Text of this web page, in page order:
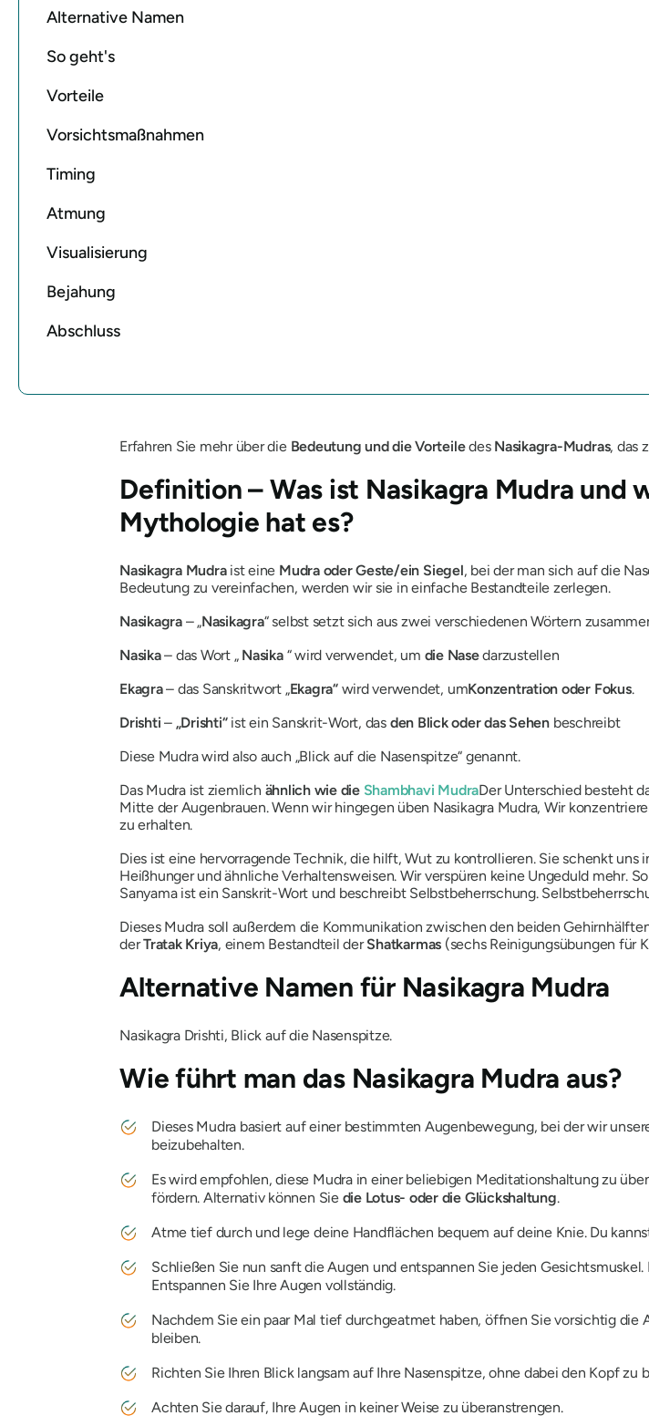
Alternative Namen
So geht's
Vorteile
Vorsichtsmaßnahmen
Timing
Atmung
Visualisierung
Bejahung
Abschluss
Erfahren Sie mehr über die Bedeutung und die Vorteiledes Nasikagra-Mudras, das
Definition – Was ist Nasikagra Mudra und
Mythologie hat es?
Nasikagra Mudraist eine Mudraoder Geste/ein Siegel, bei der man sich auf die
Bedeutung zu vereinfachen, werden wir sie in einfache Bestandteile zerlegen.
Nasikagra– „Nasikagra“selbst setzt sich aus zwei verschiedenen Wörtern
Nasika– das Wort „ Nasika“ wird verwendet, um die Nasedarzustellen
Ekagra– das Sanskritwort „Ekagra“wird verwendet, umKonzentration oder Fokus.
Drishti – „Drishti“ist ein Sanskrit-Wort, das den Blick oder das Sehen beschreibt
Diese Mudrawird also auch „Blick auf die Nasenspitze“ genannt.
Das Mudraist ziemlich ähnlich wie die Shambhavi MudraDer Unterschied besteht
Mitte der Augenbrauen. Wenn wir hingegen üben Nasikagra Mudra, Wir
zu erhalten.
Dies ist eine hervorragende Technik, die hilft, Wut zu kontrollieren. Sie schenkt
Heißhunger und ähnliche Verhaltensweisen. Wir verspüren keine Ungeduld mehr.
Sanyama ist ein Sanskrit-Wort und beschreibt Selbstbeherrschung.
Dieses Mudra soll außerdem die Kommunikation zwischen den beiden
derTratak Kriya, einem Bestandteil derShatkarmas (sechs Reinigungsübungen für
Alternative Namen für Nasikagra Mudra
Nasikagra Drishti, Blick auf die Nasenspitze.
Wie führt man das Nasikagra Mudra aus?
Dieses Mudra basiert auf einer bestimmten Augenbewegung, bei der wir
beizubehalten.
Es wird empfohlen, diese Mudrain einer beliebigen Meditationshaltung zu
fördern. Alternativ können Sie die Lotus- oder die Glückshaltung.
Atme tief durch und lege deine Handflächen bequem auf deine Knie. Du
Schließen Sie nun sanft die Augen und entspannen Sie jeden
Entspannen Sie Ihre Augen vollständig.
Nachdem Sie ein paar Mal tief durchgeatmet haben, öffnen Sie vorsichtig die
bleiben.
Richten Sie Ihren Blick langsam auf Ihre Nasenspitze, ohne dabei den Kopf zu
Achten Sie darauf, Ihre Augen in keiner Weise zu überanstrengen.